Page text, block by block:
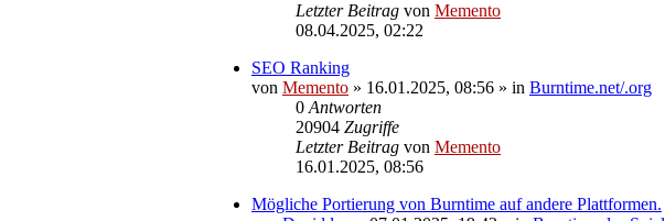
Letzter Beitrag von Memento
08.04.2025, 02:22
SEO Ranking
von Memento » 16.01.2025, 08:56 » in Burntime.net/.org
0 Antworten
20904 Zugriffe
Letzter Beitrag von Memento
16.01.2025, 08:56
Mögliche Portierung von Burntime auf andere Plattformen.